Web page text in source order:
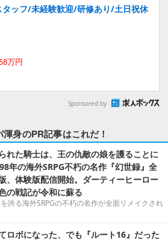
ッフ/未経験歓迎/研修あり/土日祝休
万円
Sponsored by
渾身のPR記事はこれだ！
れた騎士は、王の仇敵の娘を護ることに
年の海外SRPG不朽の名作『幻世録』全
、体験版配信開始。ダーティーヒーロー
の戦記が令和に蘇る
誇る海外SRPGの不朽の名作が全面リメイクされ
ロボになった、でも『ルート16』だった